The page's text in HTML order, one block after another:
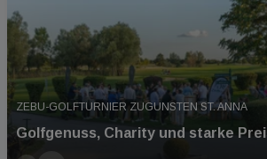
ZEBU-GOLFTURNIER ZUGUNSTEN ST. ANNA
Golfgenuss, Charity und starke